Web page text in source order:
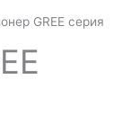
GREE серия